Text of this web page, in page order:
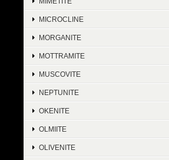
MICROCLINE
MORGANITE
MOTTRAMITE
MUSCOVITE
NEPTUNITE
OKENITE
OLMIITE
OLIVENITE